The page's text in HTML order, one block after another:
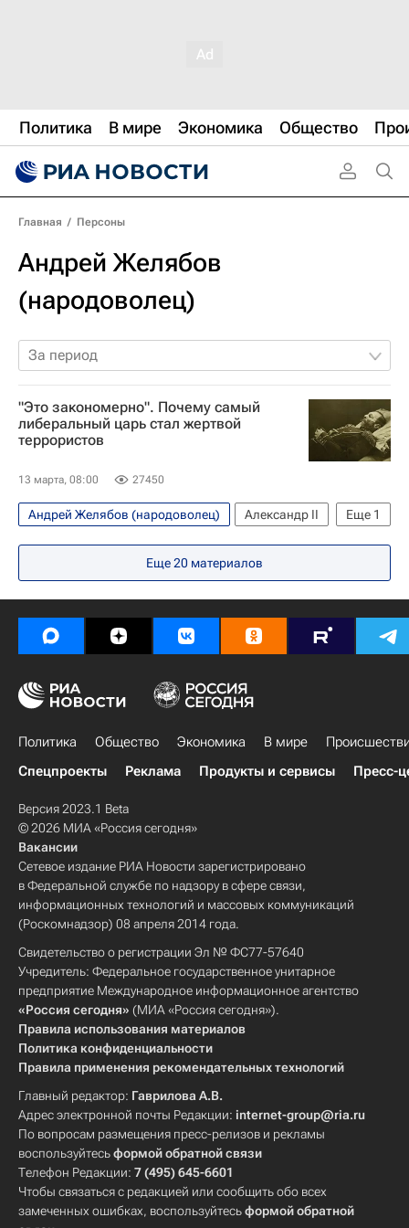
Политика В мире Экономика Общество
Главная / Персоны
Андрей Желябов
(народоволец)
За период
"Это закономерно". Почему самый
либеральный царь стал жертвой
террористов
13 марта, 08:00 27450
Еще 1
Андрей Желябов (народоволец)
Александр II
Софья Перовская
Еще20 материалов
Политика Общество Экономика В мире
Спецпроекты
Реклама Продукты и сервисы Пресс-
Версия 2023.1 Beta
© 2026 МИА «Россия сегодня»
Вакансии
Сетевое издание РИА Новости зарегистрировано
в Федеральной службе по надзору в сфере связи,
информационных технологий и массовых коммуникаций
(Роскомнадзор) 08 апреля 2014 года.
Свидетельство о регистрации Эл № ФС77-57640
Учредитель: Федеральное государственное унитарное
предприятие Международное информационное агентство
«Россия сегодня» (МИА «Россия сегодня»).
Правила использования материалов
Политика конфиденциальности
Правила применения рекомендательных технологий
Главный редактор: Гаврилова А.В.
Адрес электронной почты Редакции: internet-group@ria.ru
По вопросам размещения пресс-релизов и рекламы
воспользуйтесьформой обратной связи
Телефон Редакции: 7 (495) 645-6601
Чтобы связаться с редакцией или сообщить обо всех
замеченных ошибках, воспользуйтесьформой обратной